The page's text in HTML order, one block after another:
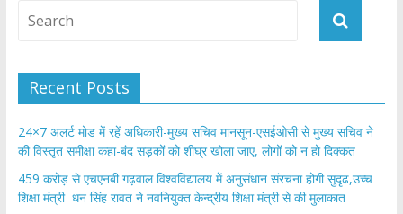
o
Recent Posts
24×7 अलर्ट मोड में रहें अधिकारी-मुख्य सचिव मानसून-एसईओसी से मुख्य सचिव ने
की विस्तृत समीक्षा कहा-बंद सड़कों को शीघ्र खोला जाए, लोगों को न हो दिक्कत
459 करोड़ से एचएनबी गढ़वाल विश्वविद्यालय में अनुसंधान संरचना होगी सुदृढ,उच्च
शिक्षा मंत्री धन सिंह रावत ने नवनियुक्त केन्द्रीय शिक्षा मंत्री से की मुलाकात